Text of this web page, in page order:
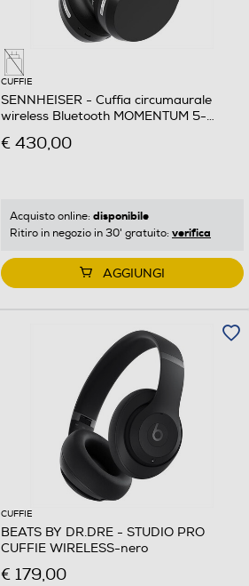
CUFFIE
SENNHEISER - Cuffia circumaurale
wireless Bluetooth MOMENTUM 5-
€ 430,00
Acquisto online: disponibile
Ritiro in negozio in 30' gratuito: verifica
AGGIUNGI
CUFFIE
BEATS BY DR.DRE - STUDIO PRO
CUFFIE WIRELESS-nero
€ 179,00